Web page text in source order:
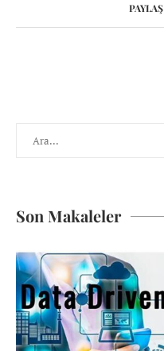
PAYLAŞ
Son Makaleler